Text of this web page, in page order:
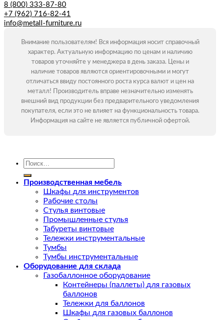
8 (800) 333-87-80
+7 (962) 716-82-41
info@metall-furniture.ru
Внимание пользователям! Вся информация носит справочный
характер. Актуальную информацию по ценам и наличию
товаров уточняйте у менеджера в день заказа. Цены и
наличие товаров являются ориентировочными и могут
отличаться ввиду постоянного роста курса валют и цен на
металл! Производитель вправе незначительно изменять
внешний вид продукции без предварительного уведомления
покупателя, если это не влияет на функциональность товара.
Информация на сайте не является публичной офертой.
Искать:
Производственная мебель
Шкафы для инструментов
Рабочие столы
Стулья винтовые
Промышленные стулья
Табуреты винтовые
Тележки инструментальные
Тумбы
Тумбы инструментальные
Оборудование для склада
Газобаллонное оборудование
Контейнеры (паллеты) для газовых
баллонов
Тележки для баллонов
Шкафы для газовых баллонов